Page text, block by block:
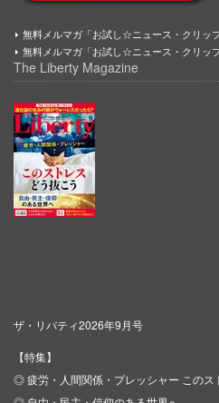
無料メルマガ「お試し☆ニュース・クリッ
無料メルマガ「お試し☆ニュース・クリッ
The Liberty Magazine
ザ・リバティ2026年9月号
【特集】
◎ 疲労・人間関係・プレッシャー このス